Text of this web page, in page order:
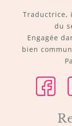
Traductrice,
du
Engagée
bien